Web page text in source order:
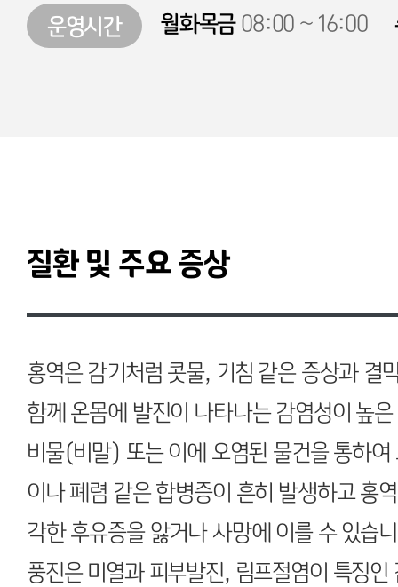
운영시간 월화목금08:00 ~ 16:00
질환 및 주요 증상
홍역은 감기처럼 콧물, 기침 같은 증상과 결
함께 온몸에 발진이 나타나는 감염성이 높
비물(비말) 또는 이에 오염된 물건을 통하
이나 폐렴 같은 합병증이 흔히 발생하고 홍
각한 후유증을 앓거나 사망에 이를 수 있습
풍진은 미열과 피부발진, 림프절염이 특징